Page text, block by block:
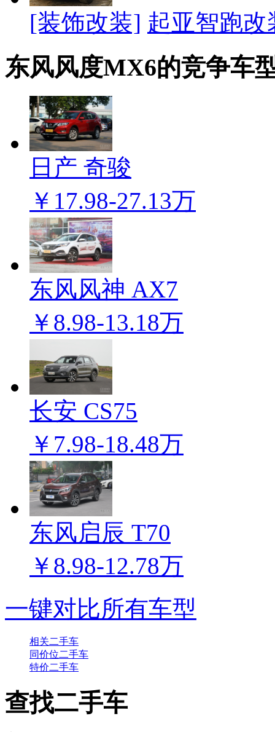
[装饰改装] 起亚智跑
东风风度MX6的竞争车
日产 奇骏
￥17.98-27.13万
东风风神 AX7
￥8.98-13.18万
长安 CS75
￥7.98-18.48万
东风启辰 T70
￥8.98-12.78万
一键对比所有车型
相关二手车
同价位二手车
特价二手车
查找二手车